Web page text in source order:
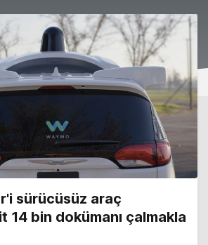
sürücüsüz araç
14 bin dokümanı çalmakla